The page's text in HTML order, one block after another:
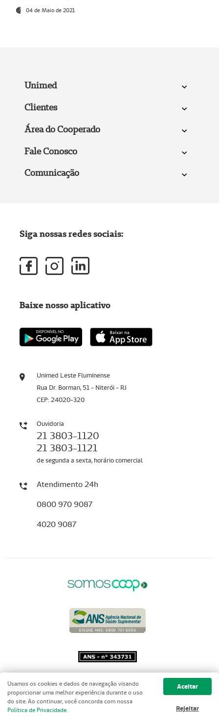
04 de Maio de 2021
Unimed
Clientes
Área do Cooperado
Fale Conosco
Comunicação
Unimed Leste Fluminense
Rua Dr. Borman, 51 - Niterói - RJ
CEP: 24020-320
Ouvidoria
21 3803-1120
21 3803-1121
de segunda a sexta, horário comercial
Atendimento 24h
0800 970 9087
4020 9087
Siga nossas redes sociais:
Baixe nosso aplicativo
Copyright 2001 - 2026 Unimed do
Brasil - Todos os direitos reservados
Usamos os cookies e dados de navegação visando
proporcionar uma melhor experiência durante o uso
do site. Ao continuar, você concorda com nossa
Política de Privacidade.
Aceitar
Rejeitar